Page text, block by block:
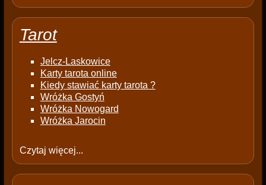
Tarot
Jelcz-Laskowice
Karty tarota online
Kiedy stawiać karty tarota ?
Wróżka Gostyń
Wróżka Nowogard
Wróżka Jarocin
Czytaj więcej...